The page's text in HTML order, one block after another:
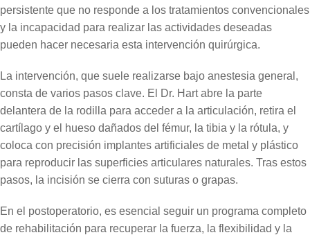
persistente que no responde a los tratamientos convencionales
y la incapacidad para realizar las actividades deseadas
pueden hacer necesaria esta intervención quirúrgica.
La intervención, que suele realizarse bajo anestesia general,
consta de varios pasos clave. El Dr. Hart abre la parte
delantera de la rodilla para acceder a la articulación, retira el
cartílago y el hueso dañados del fémur, la tibia y la rótula, y
coloca con precisión implantes artificiales de metal y plástico
para reproducir las superficies articulares naturales. Tras estos
pasos, la incisión se cierra con suturas o grapas.
En el postoperatorio, es esencial seguir un programa completo
de rehabilitación para recuperar la fuerza, la flexibilidad y la